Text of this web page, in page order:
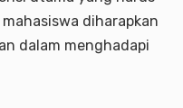
diharapkan
dalam menghadapi